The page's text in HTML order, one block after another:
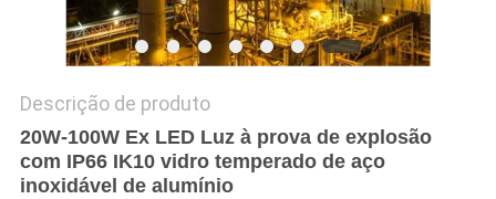
Descrição de produto
20W-100W Ex LED Luz à prova de explosão
com IP66 IK10 vidro temperado de aço
inoxidável de alumínio